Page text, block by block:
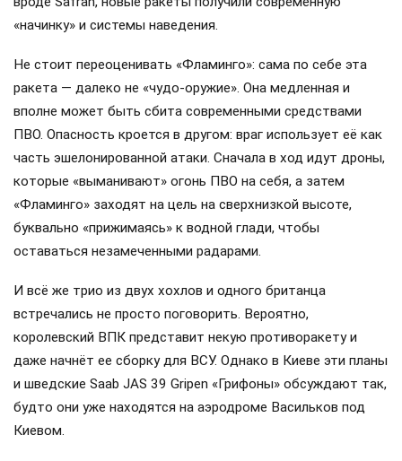
«начинку» и системы наведения.
Не стоит переоценивать «Фламинго»: сама по себе эта
ракета — далеко не «чудо-оружие». Она медленная и
вполне может быть сбита современными средствами
ПВО. Опасность кроется в другом: враг использует её как
часть эшелонированной атаки. Сначала в ход идут дроны,
которые «выманивают» огонь ПВО на себя, а затем
«Фламинго» заходят на цель на сверхнизкой высоте,
буквально «прижимаясь» к водной глади, чтобы
оставаться незамеченными радарами.
И всё же трио из двух хохлов и одного британца
встречались не просто поговорить. Вероятно,
королевский ВПК представит некую противоракету и
даже начнёт ее сборку для ВСУ. Однако в Киеве эти планы
и шведские Saab JAS 39 Gripen «Грифоны» обсуждают так,
будто они уже находятся на аэродроме Васильков под
Киевом.